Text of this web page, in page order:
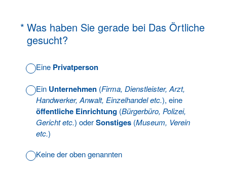
* Was haben Sie gerade bei Das Örtliche
gesucht?
(Erforderlich.)
Eine Privatperson
Ein Unternehmen (Firma, Dienstleister, Arzt,
Handwerker, Anwalt, Einzelhandel etc.), eine
öffentliche Einrichtung (Bürgerbüro, Polizei,
Gericht etc.) oderSonstiges (Museum, Verein
etc.)
Keine der oben genannten